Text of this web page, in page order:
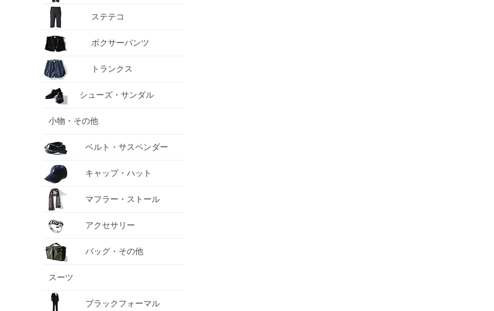
ステテコ
ボクサーパンツ
トランクス
シューズ・サンダル
小物・その他
ベルト・サスペンダー
キャップ・ハット
マフラー・ストール
アクセサリー
バッグ・その他
スーツ
ブラックフォーマル